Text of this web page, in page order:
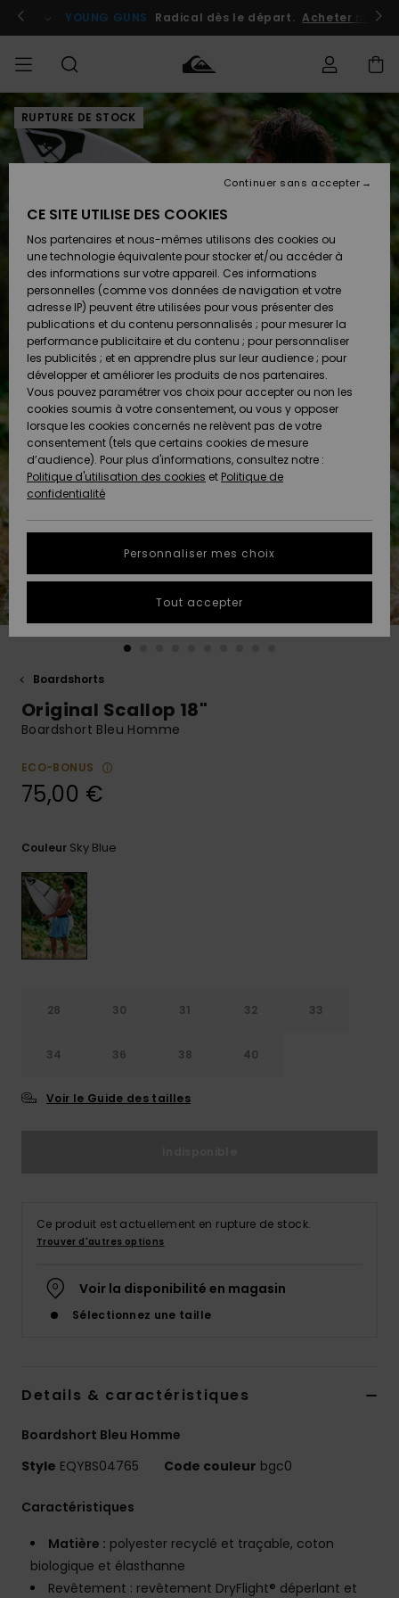
l'information
le
Se connecter / s'inscrire
YOUNG GUNS Radical dès le départ. Acheter
HOMME Vêtements
Chaussures
& Tongs
Surf
Snow
Nouveautés
A
Découvrir
Vêtements
Chaussures
& Tongs
Surf
Snow
Nouveautés
A
Découvrir
FEMME
Shop
A
Découvrir
Snow
SURF
Surf
Shop
Homme
Surf
Shop
Enfant
Highlights
Communauté
SNOW
Snow
Shop
Homme
Snow
Shop
Enfant
Snow
Shop
Femme
A
Découvrir
Communauté
OUTLET
Outlet
Homme
Enfant
Outlet
Femme
AIDE &
CONTACT
Accéder à
ma
commande
Retours
Paiement
Carte
Cadeau
Quiksilver
Freedom
Protection
des
tailles
conversation
plus rapide
à votre
Consulter
MAGASINS
QUIKSILVER
RUPTURE DE STOCK
Boardshorts
Original Scallop 18"
Boardshort Bleu Homme
ECO-BONUS
75,00 €
Couleur Sky Blue
28 30 31 32 33
34 36 38 40
Voir le Guide des tailles
Ce produit est actuellement en rupture de stock.
Trouver d'autres options
Voir la disponibilité en magasin
Sélectionnez une taille
Details & caractéristiques
Boardshort Bleu Homme
Style EQYBS04765 Code couleur bgc0
Caractéristiques
Matière : polyester recyclé et traçable, coton
biologique et élasthanne
Revêtement : revêtement DryFlight® déperlant et
CE SITE UTILISE DES COOKIES
Nos partenaires et nous-mêmes utilisons des cookies ou
une technologie équivalente pour stocker et/ou accéder à
des informations sur votre appareil. Ces informations
personnelles (comme vos données de navigation et votre
adresse IP) peuvent être utilisées pour vous présenter des
publications et du contenu personnalisés ; pour mesurer la
performance publicitaire et du contenu ; pour personnaliser
les publicités ; et en apprendre plus sur leur audience ; pour
développer et améliorer les produits de nos partenaires.
Vous pouvez paramétrer vos choix pour accepter ou non les
cookies soumis à votre consentement, ou vous y opposer
lorsque les cookies concernés ne relèvent pas de votre
consentement (tels que certains cookies de mesure
d’audience). Pour plus d'informations, consultez notre :
Politique d'utilisation des cookies et Politique de
confidentialité
Personnaliser mes choix
Continuer sans accepter
Tout accepter